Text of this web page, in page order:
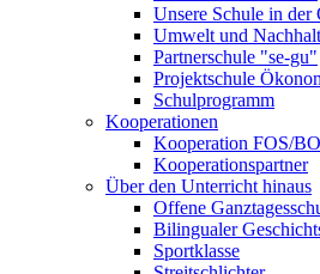
Unsere Schule in
Umwelt und
Partnerschule "se-gu"
Projektschule
Schulprogramm
Kooperationen
Kooperation FOS/
Kooperationspartner
Über den Unterricht hinaus
Offene
Bilingualer
Sportklasse